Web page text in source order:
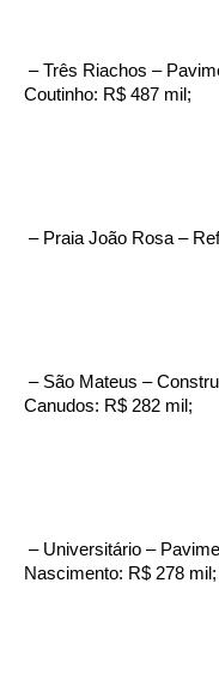
– Três Riachos –
Coutinho: R$ 487 mil;
– Praia João Rosa –
– São Mateus –
Canudos: R$ 282 mil;
– Universitário –
Nascimento: R$ 278 mil;